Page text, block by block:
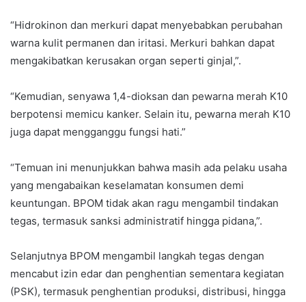
“Hidrokinon dan merkuri dapat menyebabkan perubahan
warna kulit permanen dan iritasi. Merkuri bahkan dapat
mengakibatkan kerusakan organ seperti ginjal,”.
“Kemudian, senyawa 1,4-dioksan dan pewarna merah K10
berpotensi memicu kanker. Selain itu, pewarna merah K10
juga dapat mengganggu fungsi hati.”
“Temuan ini menunjukkan bahwa masih ada pelaku usaha
yang mengabaikan keselamatan konsumen demi
keuntungan. BPOM tidak akan ragu mengambil tindakan
tegas, termasuk sanksi administratif hingga pidana,”.
Selanjutnya BPOM mengambil langkah tegas dengan
mencabut izin edar dan penghentian sementara kegiatan
(PSK), termasuk penghentian produksi, distribusi, hingga